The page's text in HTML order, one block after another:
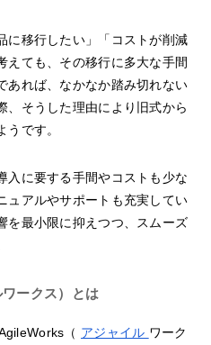
に移行したい」「コストが削減
えても、その移行に多大な手間
あれば、なかなか踏み切れない
、そうした理由により旧式から
です。
入に要する手間やコストも少な
ュアルやサポートも充実してい
を最小限に抑えつつ、スムーズ
ークス）とは
（ アジャイル ワーク